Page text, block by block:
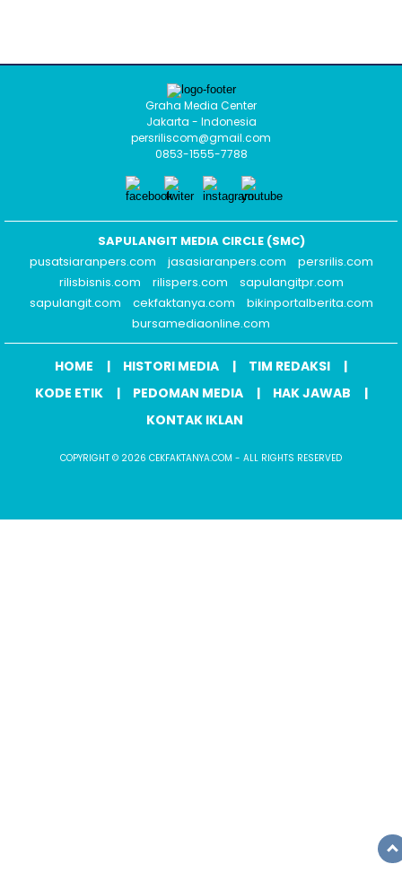
Graha Media Center
Jakarta - Indonesia
persriliscom@gmail.com
0853-1555-7788
SAPULANGIT MEDIA CIRCLE (SMC)
pusatsiaranpers.com
jasasiaranpers.com
persrilis.com
rilisbisnis.com
rilispers.com
sapulangitpr.com
sapulangit.com
cekfaktanya.com
bikinportalberita.com
bursamediaonline.com
HOME HISTORI MEDIA
TIM REDAKSI
KODE ETIK
PEDOMAN MEDIA
HAK JAWAB
KONTAK IKLAN
COPYRIGHT © 2026 CEKFAKTANYA.COM - ALL RIGHTS RESERVED